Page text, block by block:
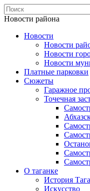
Новости района
Новости
Новости
Новости
Новости
Платные парковки
Сюжеты
Гаражное
Точечная
О таганке
История
Искусство